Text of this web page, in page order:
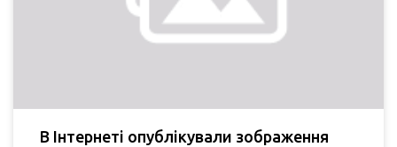
В Інтернеті опублікували зображення